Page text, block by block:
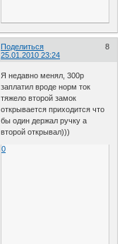
Поделиться
8
25.01.2010 23:24
Я недавно менял, 300р
заплатил вроде норм ток
тяжело второй замок
открывается приходится что
бы один держал ручку а
второй открывал)))
0